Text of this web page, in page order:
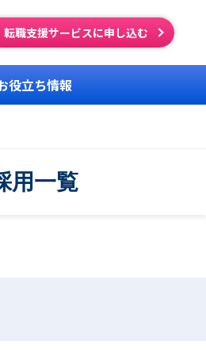
転職支援サービスに申し込む
役立ち情報
用一覧